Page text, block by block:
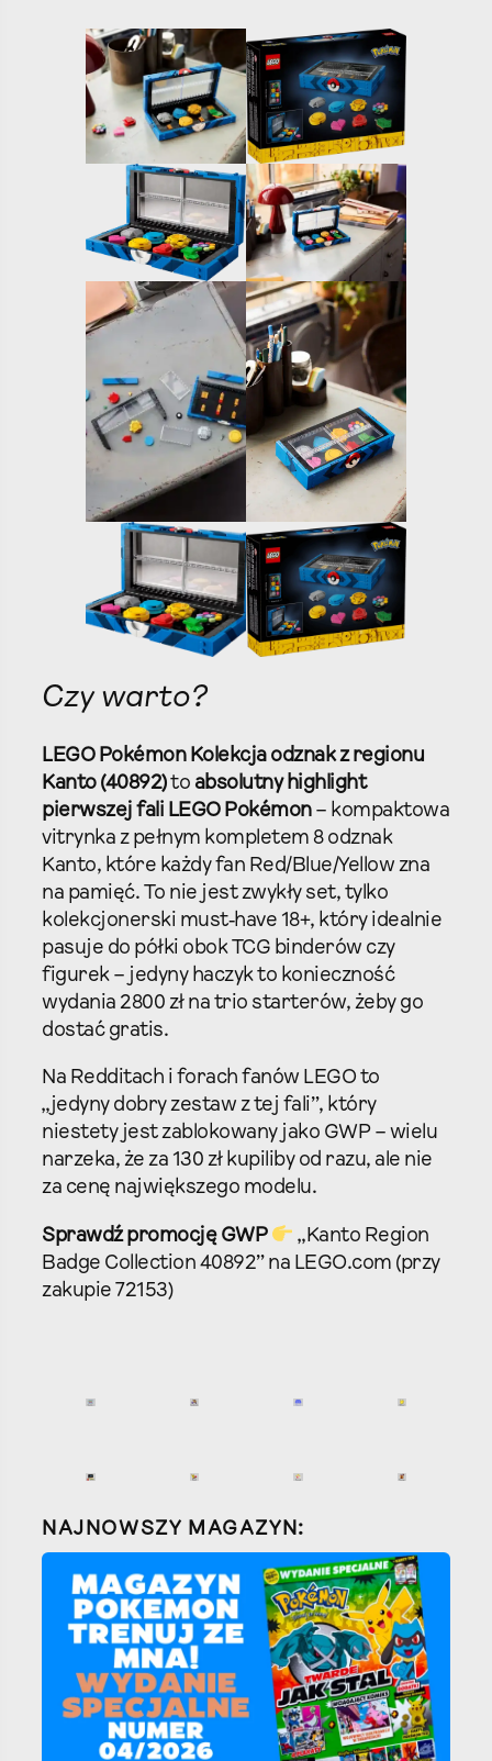
Czy warto?
LEGO Pokémon Kolekcja odznak z regionu
Kanto (40892)to absolutny highlight
pierwszej fali LEGO Pokémon– kompaktowa
vitrynka z pełnym kompletem 8 odznak
Kanto, które każdy fan Red/Blue/Yellow zna
na pamięć. To nie jest zwykły set, tylko
kolekcjonerski must‑have 18+, który idealnie
pasuje do półki obok TCG binderów czy
figurek – jedyny haczyk to konieczność
wydania 2800 zł na trio starterów, żeby go
dostać gratis.​
Na Redditach i forach fanów LEGO to
„jedyny dobry zestaw z tej fali”, który
niestety jest zablokowany jako GWP – wielu
narzeka, że za 130 zł kupiliby od razu, ale nie
za cenę największego modelu.​
Sprawdź promocję GWP
„Kanto Region
Badge Collection 40892” na LEGO.com (przy
zakupie 72153)
NAJNOWSZY MAGAZYN: